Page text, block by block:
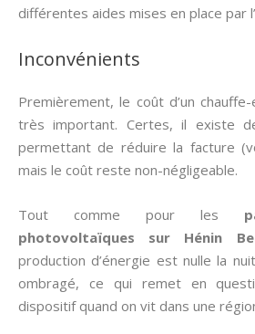
différentes aides mises en place par
Inconvénients
Premièrement, le coût d’un
très important. Certes, il existe
permettant de réduire la facture
mais le coût reste non-négligeable.
Tout comme pour les
photovoltaïques sur Hénin
production d’énergie est nulle la
ombragé, ce qui remet en
dispositif quand on vit dans une